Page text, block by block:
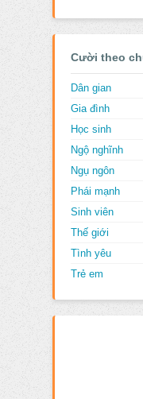
Cười theo
Dân gian
Gia đình
Học sinh
Ngộ nghĩnh
Ngụ ngôn
Phái mạnh
Sinh viên
Thế giới
Tình yêu
Trẻ em